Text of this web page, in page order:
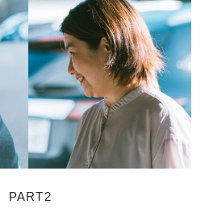
PART2